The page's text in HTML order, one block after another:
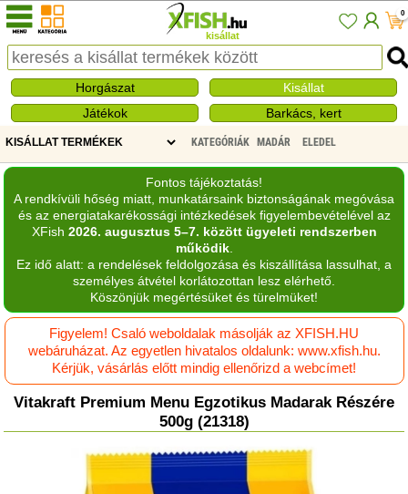
kisállat
0
Horgászat
Kisállat
Játékok
Barkács, kert
KATEGÓRIÁK MADÁR ELEDEL
Fontos tájékoztatás!
A rendkívüli hőség miatt, munkatársaink biztonságának megóvása
és az energiatakarékossági intézkedések figyelembevételével az
XFish 2026. augusztus 5–7. között ügyeleti rendszerben
működik.
Ez idő alatt: a rendelések feldolgozása és kiszállítása lassulhat, a
személyes átvétel korlátozottan lesz elérhető.
Köszönjük megértésüket és türelmüket!
Figyelem! Csaló weboldalak másolják az XFISH.HU
webáruházat. Az egyetlen hivatalos oldalunk: www.xfish.hu.
Kérjük, vásárlás előtt mindig ellenőrizd a webcímet!
Vitakraft Premium Menu Egzotikus Madarak Részére
500g (21318)